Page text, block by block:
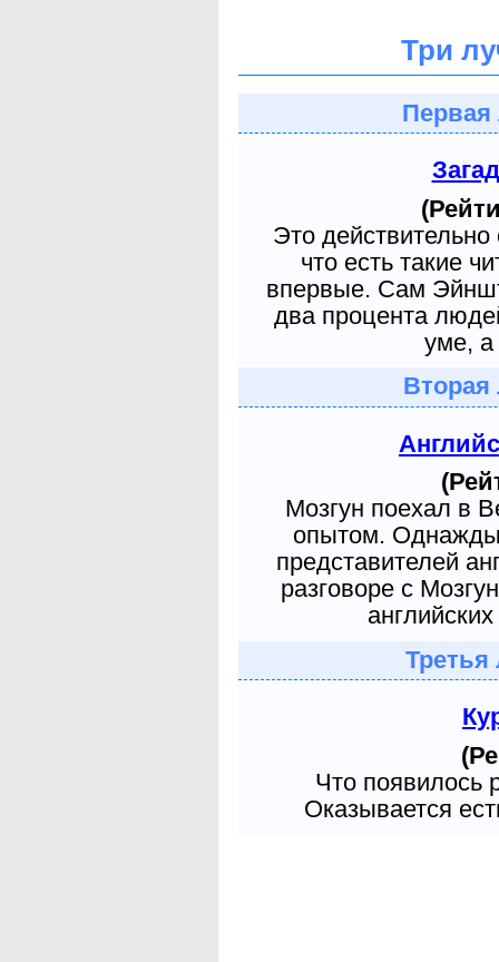
Три
Первая
Это
что есть такие
впервые. Сам
два процента
уме, а
Вторая
Мозгун поехал в
опытом. Однажды
представителей
разговоре с
Третья
Что появилось
Оказывается